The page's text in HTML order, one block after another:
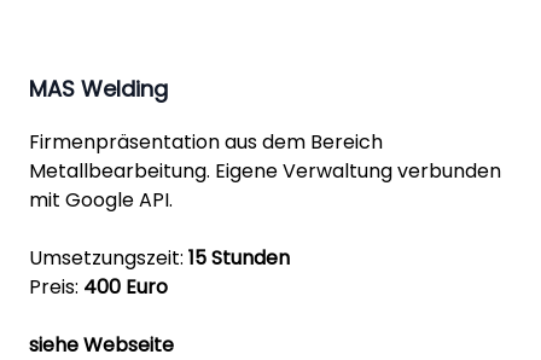
MAS Welding
Firmenpräsentation aus dem Bereich
Metallbearbeitung. Eigene Verwaltung verbunden
mit Google API.
Umsetzungszeit: 15 Stunden
Preis: 400 Euro
siehe Webseite